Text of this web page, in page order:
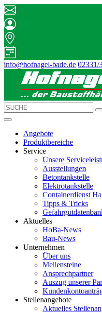
info@hofnagel-bade.de 02331/
Angebote
Produktbereiche
Service
Unsere
Ausstellungen
Betontankstelle
Elektrotankstelle
Containerdienst
Tipps & Tricks
Aktuelles
HoBa-News
Bau-News
Unternehmen
Über uns
Meilensteine
Ansprechpartner
Auszug unserer
Stellenangebote
Aktuelles